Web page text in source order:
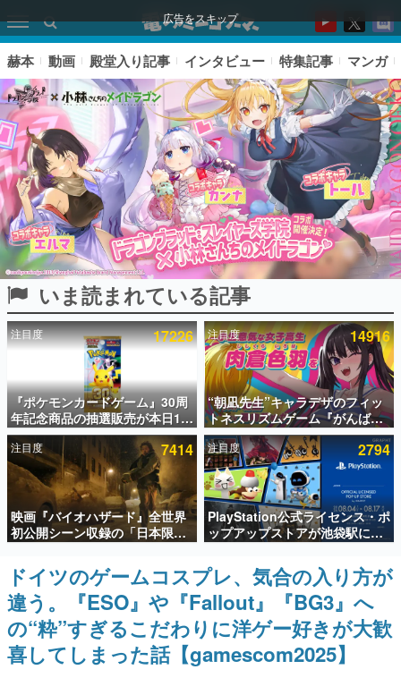
広告をスキップ
ピックアップ
電ファミのいま読まれている記事ランキング
アプリセール情報
インタビュー
連載・特集一覧
殿堂入り記事
SNS拡散数が数千以上！ ページビュー数万以上！ などな
ど。多くの人々に読まれた、電ファミ渾身の“殿堂入り”記
事をまとめました。
ゲームの企画書
名作ゲームクリエイターの方々に製作時のエピソードをお
聞きし、ヒットする企画（ゲーム）とは何か？を探ってい
きます。
この物語を解いてはいけない。『赫本』は、〈試験問題〉
赫本 動画 殿堂入り記事 インタビュー 特集記事 マンガ
いま読まれている記事
注目度 17226
『ポケモンカードゲーム』30周
年記念商品の抽選販売が本日12
時より開始。拡張パック「30th
CELEBRATION」のボックス
に、「プレミアムデッキセット
エーフィ・ブラッキー」
「FUTURISTIC BOX」の計3商
品
注目度 14916
“朝凪先生”キャラデザのフィッ
トネスリズムゲーム『がんば
れ！チアリズム』Steamストア
ページが公開。キャラクターの
CVは陽向葵ゅかさん
注目度 7414
映画『バイオハザード』全世界
初公開シーン収録の「日本限
定」予告映像が解禁。バイオの
日（8月10日）にあわせて、
「ラクーンシティ総合病院」へ
行く配達人の姿が披露
注目度 2794
PlayStation公式ライセンス・ポ
ップアップストアが池袋駅にて
期間限定で開催。夏のアパレル
や『ブラッドボーン』の新作ア
イテムが登場
ドイツのゲームコスプレ、気合の入り方が
違う。『ESO』や『Fallout』『BG3』へ
の“粋”すぎるこだわりに洋ゲー好きが大歓
喜してしまった話【gamescom2025】